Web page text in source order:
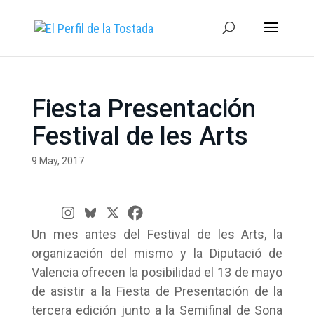
Fiesta Presentación
Festival de les Arts
9 May, 2017
Un mes antes del Festival de les Arts, la
organización del mismo y la Diputació de
Valencia ofrecen la posibilidad el 13 de mayo
de asistir a la Fiesta de Presentación de la
tercera edición junto a la Semifinal de Sona